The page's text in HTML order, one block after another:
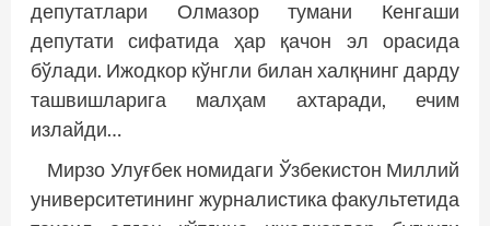
депутатлари Олмазор тумани Кенгаши
депутати сифатида ҳар қачон эл орасида
бўлади. Ижодкор кўнгли билан халқнинг дарду
ташвишларига малҳам ахтаради, ечим
излайди…
Мирзо Улуғбек номидаги Ўзбекистон Миллий
университетининг журналистика факультетида